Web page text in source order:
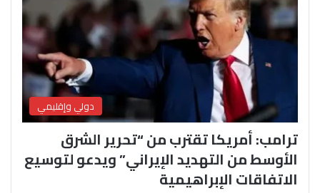
دولي وإقليمي
ترامب: أمريكا تقترب من “تحرير الشرق
الأوسط من التهديد الإيراني” ويدعو لتوسيع
الاتفاقات الإبراهيمية